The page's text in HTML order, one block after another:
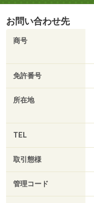
お問い合わせ先
商号
免許番号
所在地
TEL
取引態様
管理コード